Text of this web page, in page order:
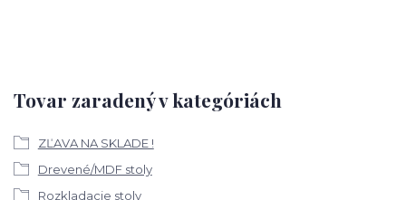
Tovar zaradený v kategóriách
ZĽAVA NA SKLADE !
Drevené/MDF stoly
Rozkladacie stoly